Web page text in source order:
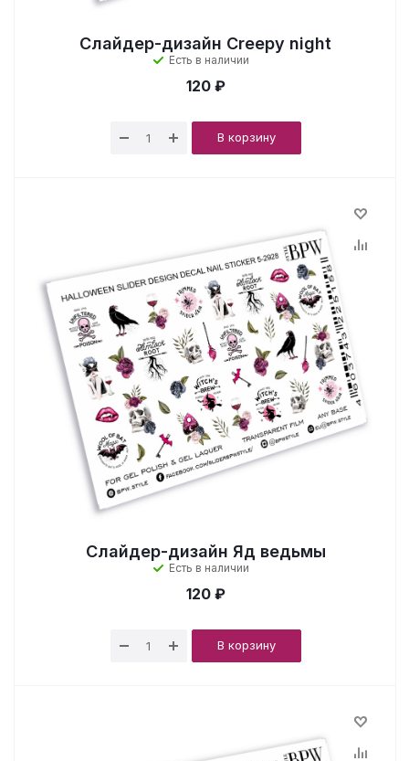
Слайдер-дизайн Creepy night
Есть в наличии
120 ₽
В корзину
Слайдер-дизайн Яд ведьмы
Есть в наличии
120 ₽
В корзину